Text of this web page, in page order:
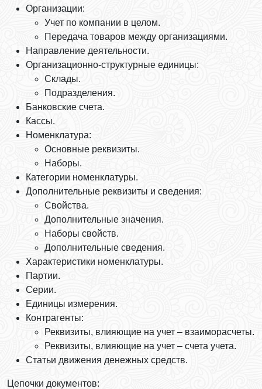
Организации:
Учет по компании в целом.
Передача товаров между организациями.
Направление деятельности.
Организационно-структурные единицы:
Склады.
Подразделения.
Банковские счета.
Кассы.
Номенклатура:
Основные реквизиты.
Наборы.
Категории номенклатуры.
Дополнительные реквизиты и сведения:
Свойства.
Дополнительные значения.
Наборы свойств.
Дополнительные сведения.
Характеристики номенклатуры.
Партии.
Серии.
Единицы измерения.
Контрагенты:
Реквизиты, влияющие на учет – взаиморасчеты.
Реквизиты, влияющие на учет – счета учета.
Статьи движения денежных средств.
Цепочки документов: